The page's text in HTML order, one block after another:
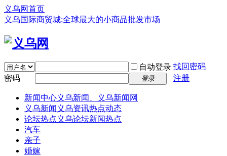
义乌网首页
义乌国际商贸城:全球最大的小商品批发市场
自动登录 找回密码
密码
登录 注册
新闻中心义乌新闻、义乌新闻网
义乌新闻 义乌资讯热点动态
论坛热点 义乌论坛新闻热点
汽车
亲子
婚嫁